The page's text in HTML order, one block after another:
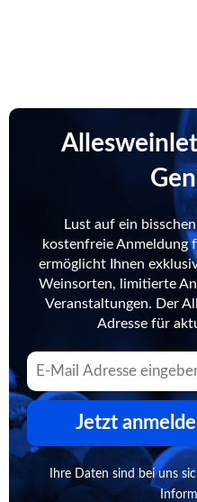
Lust auf ein
kostenfreie Anmeldung
ermöglicht Ihnen
Weinsorten, limitierte
Veranstaltungen. Der
Adresse für
Jetzt
Ihre Daten sind bei uns